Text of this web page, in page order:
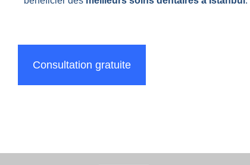
Consultation gratuite